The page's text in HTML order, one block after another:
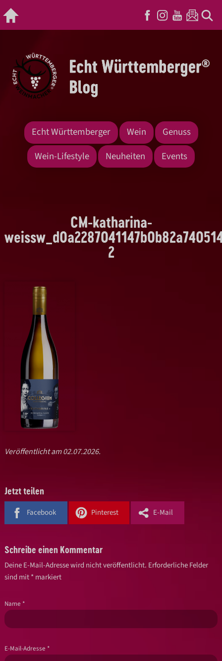
Echt Württemberger Wein
Genuss
Wein-Lifestyle
Neuheiten Events
CM-katharina-
2
Veröffentlicht am 02.07.2026.
Jetzt teilen
Facebook Pinterest E-Mail
Schreibe einen Kommentar
Deine E-Mail-Adresse wird nicht veröffentlicht. Erforderliche Felder
sind mit*markiert
Name *
E-Mail-Adresse *